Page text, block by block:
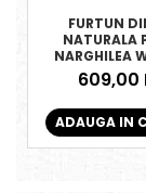
FURTUN
NATURALA
NARGHILEA
609,00
ADAUGA IN